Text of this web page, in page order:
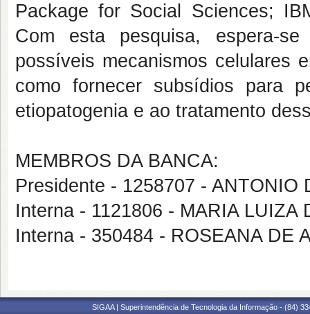
Package for Social Sciences;
Com esta pesquisa, espera-
possíveis mecanismos celulares
como fornecer subsídios para
etiopatogenia e ao tratamento
MEMBROS DA BANCA:
Presidente - 1258707 - ANTONIO
Interna - 1121806 - MARIA LUIZA
Interna - 350484 - ROSEANA DE
SIGAA | Superintendência de Tecnologia da Informação - (84)